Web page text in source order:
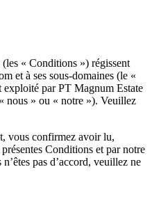
« Conditions ») régissent
et à ses sous-domaines (le «
par PT Magnum Estate
nous » ou « notre »). Veuillez
vous confirmez avoir lu,
Conditions et par notre
pas d’accord, veuillez ne